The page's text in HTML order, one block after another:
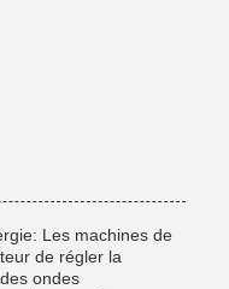
Les machines de
de régler la
ondes